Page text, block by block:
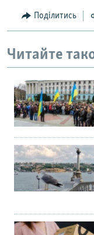
Поділитись
Читайте